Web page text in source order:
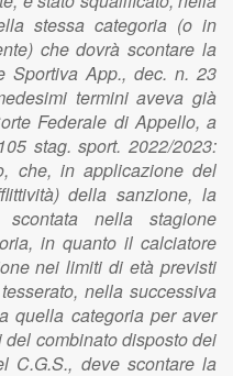
stessa categoria (o in
che dovrà scontare la
Sportiva App., dec. n. 23
termini aveva già
Federale di Appello, a
stag. sport. 2022/2023:
che, in applicazione del
della sanzione, la
nella stagione
in quanto il calciatore
nei limiti di età previsti
nella successiva
quella categoria per aver
combinato disposto dei
C.G.S., deve scontare la